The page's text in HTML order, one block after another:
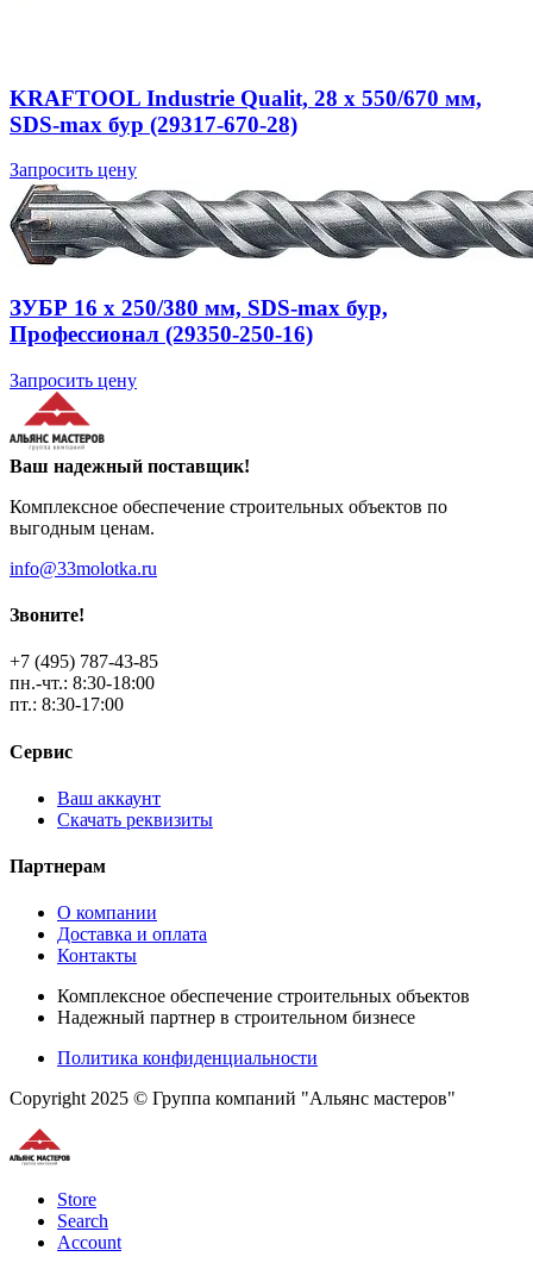
KRAFTOOL Industrie Qualit, 28 x 550/670 мм,
SDS-max бур (29317-670-28)
Запросить цену
ЗУБР 16 x 250/380 мм, SDS-max бур,
Профессионал (29350-250-16)
Запросить цену
Ваш надежный поставщик!
Комплексное обеспечение строительных объектов по
выгодным ценам.
info@33molotka.ru
Звоните!
+7 (495) 787-43-85
пн.-чт.: 8:30-18:00
пт.: 8:30-17:00
Сервис
Ваш аккаунт
Скачать реквизиты
Партнерам
О компании
Доставка и оплата
Контакты
Комплексное обеспечение строительных объектов
Надежный партнер в строительном бизнесе
Политика конфиденциальности
Copyright 2025 © Группа компаний "Альянс мастеров"
Store
Search
Account